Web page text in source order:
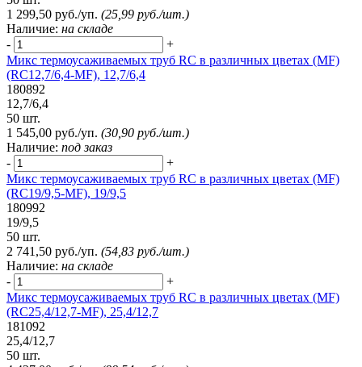
1 299,50 руб./уп. (25,99 руб./шт.)
Наличие: на складе
-
+
Микс термоусаживаемых труб RC в различных цветах (MF)
(RC12,7/6,4-MF), 12,7/6,4
180892
12,7/6,4
50 шт.
1 545,00 руб./уп. (30,90 руб./шт.)
Наличие: под заказ
-
+
Микс термоусаживаемых труб RC в различных цветах (MF)
(RC19/9,5-MF), 19/9,5
180992
19/9,5
50 шт.
2 741,50 руб./уп. (54,83 руб./шт.)
Наличие: на складе
-
+
Микс термоусаживаемых труб RC в различных цветах (MF)
(RC25,4/12,7-MF), 25,4/12,7
181092
25,4/12,7
50 шт.